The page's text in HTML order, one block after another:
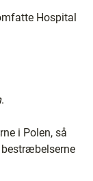
Hospital
.
i Polen, så